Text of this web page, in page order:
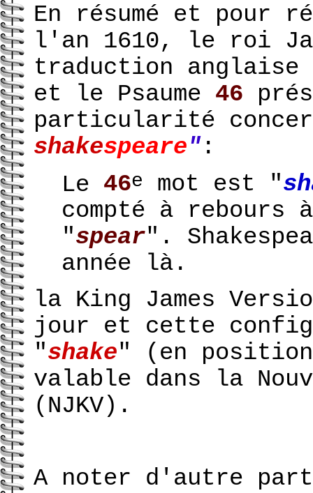
En résumé et pour
l'an 1610, le roi
traduction
et le Psaume 46
particularité
shakespeare" :
Le 46e mot est "
compté à
"spear".
année là.
la King James
jour et cette
"shake" (en
valable dans la
(NJKV).
A noter d'autre